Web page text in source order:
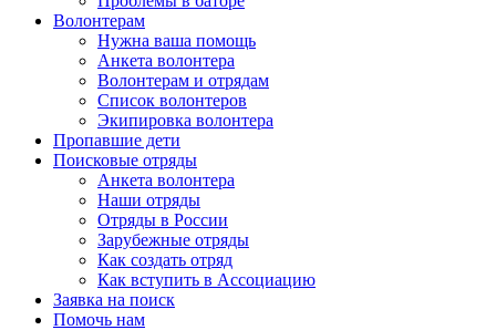
Волонтерам
Нужна ваша помощь
Анкета волонтера
Волонтерам и отрядам
Список волонтеров
Экипировка волонтера
Пропавшие дети
Поисковые отряды
Анкета волонтера
Наши отряды
Отряды в России
Зарубежные отряды
Как создать отряд
Как вступить в Ассоциацию
Заявка на поиск
Помочь нам